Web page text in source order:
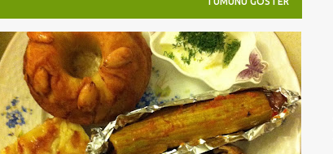
DOLMALAR KABAK DOLMASI ÖĞÜNLER - ÖĞLE YEMEĞI-
+
ÖĞÜNLER- AKŞAM YEMEĞI